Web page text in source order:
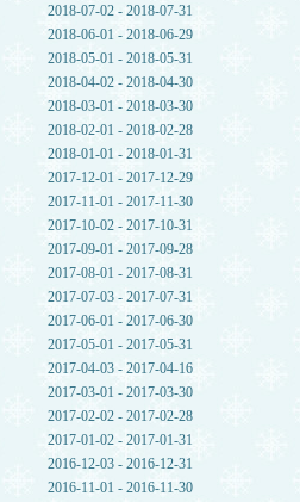
2018-07-02 - 2018-07-31
2018-06-01 - 2018-06-29
2018-05-01 - 2018-05-31
2018-04-02 - 2018-04-30
2018-03-01 - 2018-03-30
2018-02-01 - 2018-02-28
2018-01-01 - 2018-01-31
2017-12-01 - 2017-12-29
2017-11-01 - 2017-11-30
2017-10-02 - 2017-10-31
2017-09-01 - 2017-09-28
2017-08-01 - 2017-08-31
2017-07-03 - 2017-07-31
2017-06-01 - 2017-06-30
2017-05-01 - 2017-05-31
2017-04-03 - 2017-04-16
2017-03-01 - 2017-03-30
2017-02-02 - 2017-02-28
2017-01-02 - 2017-01-31
2016-12-03 - 2016-12-31
2016-11-01 - 2016-11-30